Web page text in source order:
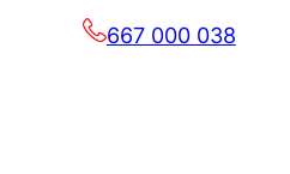
667 000 038